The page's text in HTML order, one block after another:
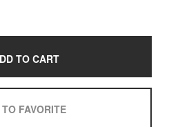
TO CART
FAVORITE